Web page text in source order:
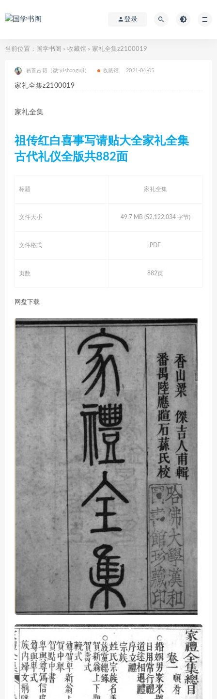
登录
当前位置： 国学书阁 > 收藏馆 > 家礼全集z2100019
易善古籍（微:yishanguji） 收藏馆 2021-04-05
家礼全集z2100019
家礼全集
祖传红白喜事写请贴大全家礼全集
古代礼仪全版共882面
标题 家礼全集
文件大小 49.7 MB (52,122,034 字节)
文件格式 PDF
页数 882页
网盘下载